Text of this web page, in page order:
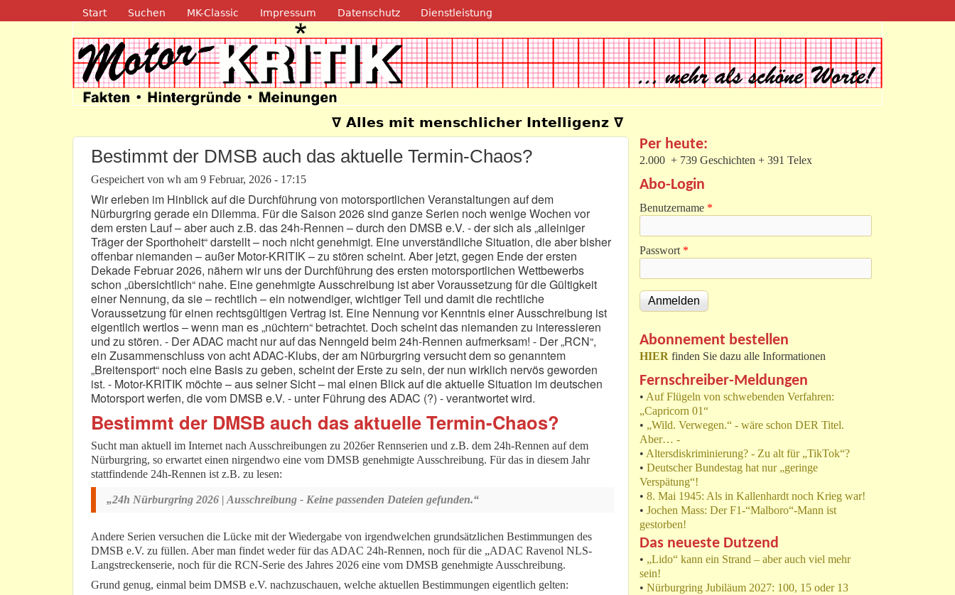
Direkt zum Inhalt
Navigation
Start Suchen MK-Classic Impressum Datenschutz Dienstleistung
Motor-Kritik.de∇ Alles mit menschlicher Intelligenz ∇
Bestimmt der DMSB auch das aktuelle Termin-Chaos?
Gespeichert von wh am 9 Februar, 2026 - 17:15
Wir erleben im Hinblick auf die Durchführung von motorsportlichen Veranstaltungen auf dem
Nürburgring gerade ein Dilemma. Für die Saison 2026 sind ganze Serien noch wenige Wochen vor
dem ersten Lauf – aber auch z.B. das 24h-Rennen – durch den DMSB e.V. - der sich als „alleiniger
Träger der Sporthoheit“ darstellt – noch nicht genehmigt. Eine unverständliche Situation, die aber bisher
offenbar niemanden – außer Motor-KRITIK – zu stören scheint. Aber jetzt, gegen Ende der ersten
Dekade Februar 2026, nähern wir uns der Durchführung des ersten motorsportlichen Wettbewerbs
schon „übersichtlich“ nahe. Eine genehmigte Ausschreibung ist aber Voraussetzung für die Gültigkeit
einer Nennung, da sie – rechtlich – ein notwendiger, wichtiger Teil und damit die rechtliche
Voraussetzung für einen rechtsgültigen Vertrag ist. Eine Nennung vor Kenntnis einer Ausschreibung ist
eigentlich wertlos – wenn man es „nüchtern“ betrachtet. Doch scheint das niemanden zu interessieren
und zu stören. - Der ADAC macht nur auf das Nenngeld beim 24h-Rennen aufmerksam! - Der „RCN“,
ein Zusammenschluss von acht ADAC-Klubs, der am Nürburgring versucht dem so genanntem
„Breitensport“ noch eine Basis zu geben, scheint der Erste zu sein, der nun wirklich nervös geworden
ist. - Motor-KRITIK möchte – aus seiner Sicht – mal einen Blick auf die aktuelle Situation im deutschen
Motorsport werfen, die vom DMSB e.V. - unter Führung des ADAC (?) - verantwortet wird.
Bestimmt der DMSB auch das aktuelle Termin-Chaos?
Sucht man aktuell im Internet nach Ausschreibungen zu 2026er Rennserien und z.B. dem 24h-Rennen auf dem
Nürburgring, so erwartet einen nirgendwo eine vom DMSB genehmigte Ausschreibung. Für das in diesem Jahr
stattfindende 24h-Rennen ist z.B. zu lesen:
„24h Nürburgring 2026 | Ausschreibung - Keine passenden Dateien gefunden.“
Andere Serien versuchen die Lücke mit der Wiedergabe von irgendwelchen grundsätzlichen Bestimmungen des
DMSB e.V. zu füllen. Aber man findet weder für das ADAC 24h-Rennen, noch für die „ADAC Ravenol NLS-
Langstreckenserie, noch für die RCN-Serie des Jahres 2026 eine vom DMSB genehmigte Ausschreibung.
Grund genug, einmal beim DMSB e.V. nachzuschauen, welche aktuellen Bestimmungen eigentlich gelten:
Per heute:
2.000 + 739 Geschichten + 391 Telex
Abo-Login
Benutzername *
Passwort *
Abonnement bestellen
HIER finden Sie dazu alle Informationen
Fernschreiber-Meldungen
• Auf Flügeln von schwebenden Verfahren:
„Capricorn 01“
• „Wild. Verwegen.“ - wäre schon DER Titel.
Aber… -
• Altersdiskriminierung? - Zu alt für „TikTok“?
• Deutscher Bundestag hat nur „geringe
Verspätung“!
• 8. Mai 1945: Als in Kallenhardt noch Krieg war!
• Jochen Mass: Der F1-“Malboro“-Mann ist
gestorben!
Das neueste Dutzend
• „Lido“ kann ein Strand – aber auch viel mehr
sein!
• Nürburgring Jubiläum 2027: 100, 15 oder 13